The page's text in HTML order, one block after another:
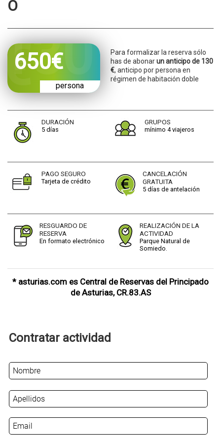
O
Para formalizar la reserva sólo
has de abonarun anticipo de 130
€, anticipo por persona en
régimen de habitación doble
650€
persona
DURACIÓN
5 días
GRUPOS
mínimo 4 viajeros
PAGO SEGURO
Tarjeta de crédito
CANCELACIÓN
GRATUITA
5 días de antelación
RESGUARDO DE
RESERVA
En formato electrónico
REALIZACIÓN DE LA
ACTIVIDAD
Parque Natural de
Somiedo.
* asturias.com es Central de Reservas del Principado
de Asturias, CR.83.AS
Contratar actividad
N
o
m
r
e
*
E
m
a